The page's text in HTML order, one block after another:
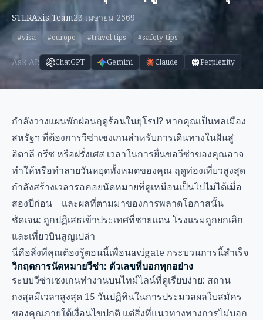
STLRAxis Team23 เมษายน 2569
#visa #europe #travel-tips #safety-tips
Ask AI: ChatGPT Gemini Claude Perplexity
กำลังวางแผนพักผ่อนฤดูร้อนในยุโรป? หากคุณเป็นพลเมือง
สหรัฐฯ ที่ต้องการวีซ่าเชงเกนสำหรับการเดินทางในฝันสู่
อิตาลี กรีซ หรือฝรั่งเศส เวลาในการยื่นขอวีซ่าของคุณอาจ
ทำให้หรือทำลายวันหยุดทั้งหมดของคุณ ฤดูท่องเที่ยวสูงสุด
กำลังสร้างเวลารอคอยนัดหมายที่ดูเหมือนเป็นไปไม่ได้เมื่อ
สองปีก่อน—และผลที่ตามมาของการพลาดโอกาสนั้น
ชัดเจน: ถูกปฏิเสธเข้าประเทศที่ชายแดน โรงแรมถูกยกเลิก
และเที่ยวบินสูญเปล่า
นี่คือสิ่งที่คุณต้องรู้ตอนนี้เพื่อนavigate กระบวนการนี้สำเร็จ
วิกฤตการนัดหมายวีซ่า: ตัวเลขที่บอกทุกอย่าง
ระบบวีซ่าเชงเกนทำงานบนไทม์ไลน์ที่ดูเรียบง่าย: สถาน
กงสุลมีเวลาสูงสุด 15 วันปฏิทินในการประมวลผลใบสมัคร
ของคุณภายใต้เงื่อนไขปกติ แต่สิ่งที่แนวทางทางการไม่บอก